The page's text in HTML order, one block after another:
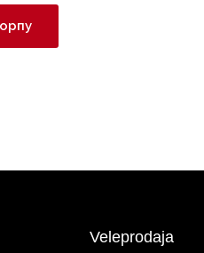
Veleprodaja